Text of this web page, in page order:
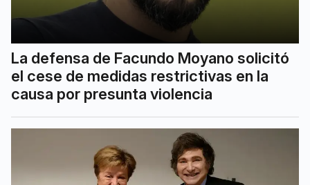
La defensa de Facundo Moyano solicitó
el cese de medidas restrictivas en la
causa por presunta violencia